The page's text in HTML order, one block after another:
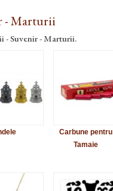
- Marturii
- Suvenir - Marturii.
Carbune pentru
Tamaie